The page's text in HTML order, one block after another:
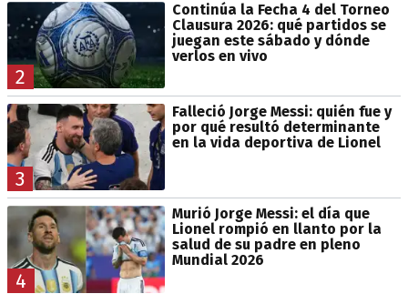
2
Continúa la Fecha 4 del Torneo
Clausura 2026: qué partidos se
juegan este sábado y dónde
verlos en vivo
3
Falleció Jorge Messi: quién fue y
por qué resultó determinante
en la vida deportiva de Lionel
4
Murió Jorge Messi: el día que
Lionel rompió en llanto por la
salud de su padre en pleno
Mundial 2026